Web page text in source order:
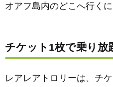
オアフ島内のどこへ行く
チケット1枚で乗り放
レアレアトロリーは、チ